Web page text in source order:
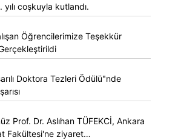
coşkuyla kutlandı.
Öğrencilerimize Teşekkür
Doktora Tezleri Ödülü"nde
Prof. Dr. Aslıhan TÜFEKCİ, Ankara
Fakültesi'ne ziyaret